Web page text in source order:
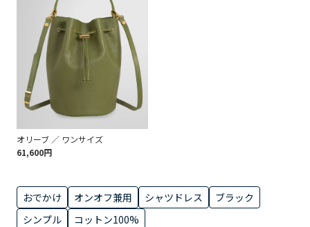
オリーブ ／ ワンサイズ
61,600円
おでかけ オンオフ兼用 シャツドレス
ブラック
シンプル
コットン100%